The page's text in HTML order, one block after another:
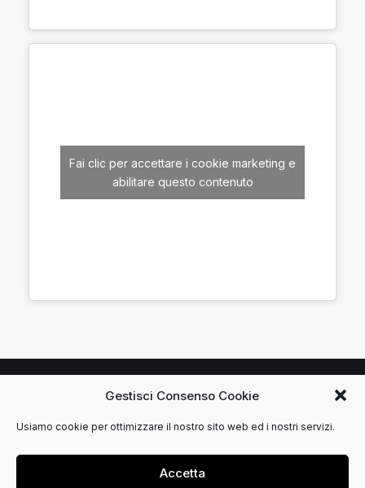
Gestisci Consenso Cookie
Usiamo cookie per ottimizzare il nostro sito web ed i nostri servizi.
Accetta
Fai clic per accettare i cookie marketing e
abilitare questo contenuto
DSGN